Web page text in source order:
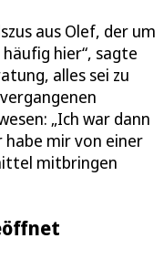
aus Olef, der um
hier“, sagte
alles sei zu
„Ich war dann
mir von einer
mitbringen